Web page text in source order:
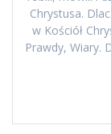
Chrystusa.
w Kościół
Prawdy, Wiary.